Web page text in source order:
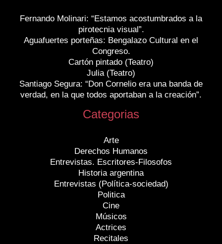
Fernando Molinari: “Estamos acostumbrados a la
pirotecnia visual”.
Aguafuertes porteñas: Bengalazo Cultural en el
Congreso.
Cartón pintado (Teatro)
Julia (Teatro)
Santiago Segura: “Don Cornelio era una banda de
verdad, en la que todos aportaban a la creación”.
Categorias
Arte
Derechos Humanos
Entrevistas. Escritores-Filosofos
Historia argentina
Entrevistas (Política-sociedad)
Politica
Cine
Músicos
Actrices
Recitales